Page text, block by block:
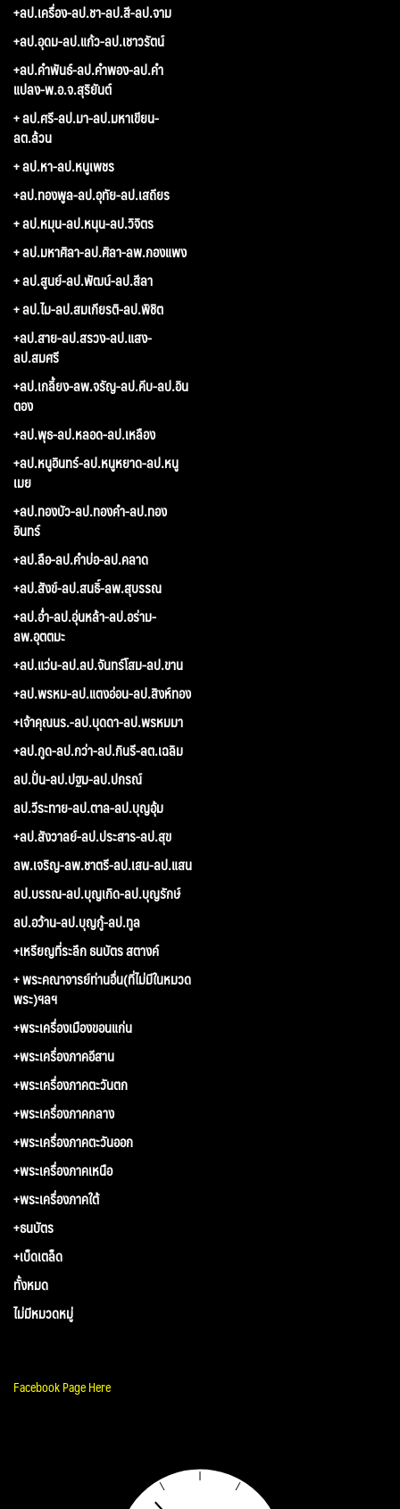
+ลป.เครื่อง-ลป.ชา-ลป.สี-ลป.จาม
+ลป.อุดม-ลป.แก้ว-ลป.เชาวรัตน์
+ลป.คำพันธ์-ลป.คำพอง-ลป.คำ
แปลง-พ.อ.จ.สุริยันต์
+ ลป.ศรี-ลป.มา-ลป.มหาเขียน-
ลต.ล้วน
+ ลป.หา-ลป.หนูเพชร
+ลป.ทองพูล-ลป.อุทัย-ลป.เสถียร
+ ลป.หมุน-ลป.หนุน-ลป.วิจิตร
+ ลป.มหาศิลา-ลป.ศิลา-ลพ.กองแพง
+ ลป.สูนย์-ลป.พัฒน์-ลป.สีลา
+ ลป.ไม-ลป.สมเกียรติ-ลป.พิชิต
+ลป.สาย-ลป.สรวง-ลป.แสง-
ลป.สมศรี
+ลป.เกลี้ยง-ลพ.จรัญ-ลป.คีบ-ลป.อิน
ตอง
+ลป.พุธ-ลป.หลอด-ลป.เหลือง
+ลป.หนูอินทร์-ลป.หนูหยาด-ลป.หนู
เมย
+ลป.ทองบัว-ลป.ทองคำ-ลป.ทอง
อินทร์
+ลป.ลือ-ลป.คำบ่อ-ลป.คลาด
+ลป.สังข์-ลป.สนธิ์-ลพ.สุบรรณ
+ลป.อ่ำ-ลป.อุ่นหล้า-ลป.อร่าม-
ลพ.อุตตมะ
+ลป.แว่น-ลป.ลป.จันทร์โสม-ลป.ขาน
+ลป.พรหม-ลป.แตงอ่อน-ลป.สิงห์ทอง
+เจ้าคุณนร.-ลป.บุดดา-ลป.พรหมมา
+ลป.กูด-ลป.กว่า-ลป.กินรี-ลต.เฉลิม
ลป.ปั่น-ลป.ปฐม-ลป.ปกรณ์
ลป.วีระทาย-ลป.ตาล-ลป.บุญอุ้ม
+ลป.สังวาลย์-ลป.ประสาร-ลป.สุข
ลพ.เจริญ-ลพ.ชาตรี-ลป.เสน-ลป.แสน
ลป.บรรณ-ลป.บุญเกิด-ลป.บุญรักษ์
ลป.อว้าน-ลป.บุญกู้-ลป.ทูล
+เหรียญที่ระลึก ธนบัตร สตางค์
+ พระคณาจารย์ท่านอื่น(ที่ไม่มีในหมวด
พระ)ฯลฯ
+พระเครื่องเมืองขอนแก่น
+พระเครื่องภาคอีสาน
+พระเครื่องภาคตะวันตก
+พระเครื่องภาคกลาง
+พระเครื่องภาคตะวันออก
+พระเครื่องภาคเหนือ
+พระเครื่องภาคใต้
+ธนบัตร
+เบ็ดเตล็ด
ทั้งหมด
ไม่มีหมวดหมู่
Facebook Page Here